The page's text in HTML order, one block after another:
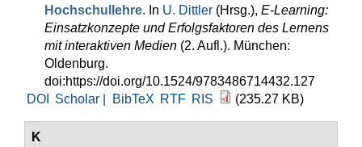
Hochschullehre. In U. Dittler (Hrsg.), E-Learning:
Einsatzkonzepte und Erfolgsfaktoren des Lernens
mit interaktiven Medien (2. Aufl.). München:
Oldenburg.
doi:https://doi.org/10.1524/9783486714432.127
DOI
Scholar | BibTeX RTF RIS (235.27 KB)
K